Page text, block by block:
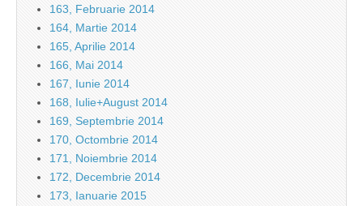
163, Februarie 2014
164, Martie 2014
165, Aprilie 2014
166, Mai 2014
167, Iunie 2014
168, Iulie+August 2014
169, Septembrie 2014
170, Octombrie 2014
171, Noiembrie 2014
172, Decembrie 2014
173, Ianuarie 2015